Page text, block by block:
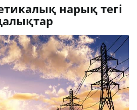
нарық тегі